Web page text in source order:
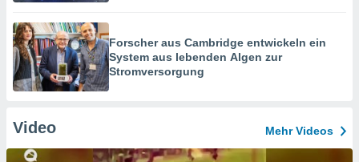
Forscher aus Cambridge entwickeln ein
System aus lebenden Algen zur
Stromversorgung
Video Mehr Videos